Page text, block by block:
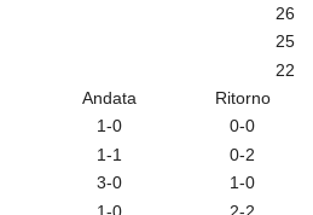
26
25
22
Andata
Ritorno
1-0
0-0
1-1
0-2
3-0
1-0
1-0 2-2